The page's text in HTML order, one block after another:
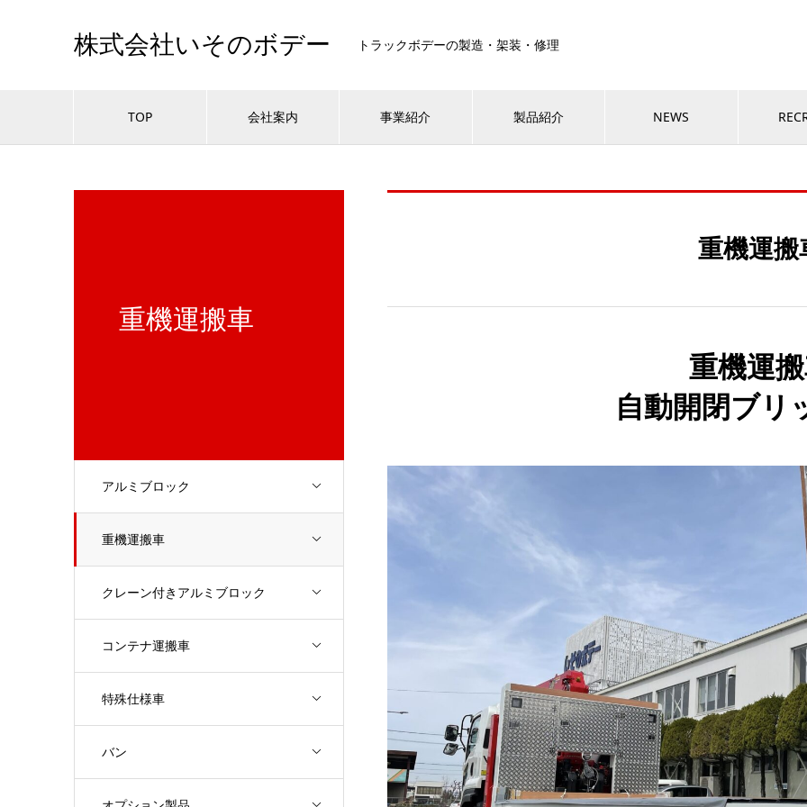
株式会社いそのボデー トラックボデーの製造・架装・修理
TOP 会社案内 事業紹介 製品紹介 NEWS
重機運搬車
アルミブロック
重機運搬車
クレーン付きアルミブロック
コンテナ運搬車
特殊仕様車
バン
重機運搬
重機運
自動開閉ブリ